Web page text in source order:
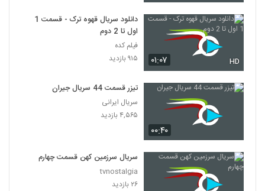
۰۱:۰۷ HD
دانلود سریال قهوه ترک - قسمت 1
اول تا 2 دوم
فیلم کده
۹۱۵ بازدید
۰۰:۴۰
تیزر قسمت 44 سریال جیران
سریال ایرانی
۴,۵۶۵ بازدید
سریال سرزمین کهن قسمت چهارم
tvnostalgia
۲۶ بازدید